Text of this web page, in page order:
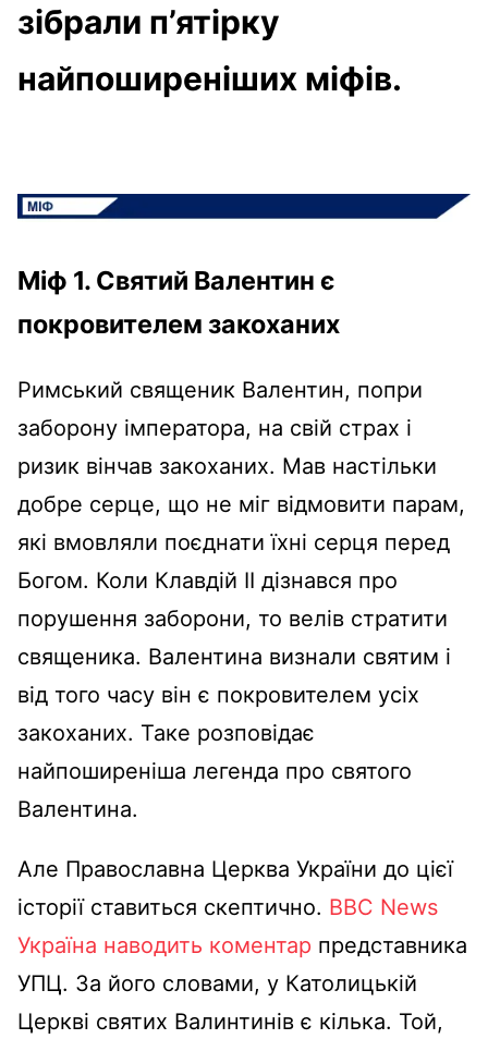
зібрали п’ятірку
найпоширеніших міфів.
Міф 1. Святий Валентин є
покровителем закоханих
Римський священик Валентин, попри
заборону імператора, на свій страх і
ризик вінчав закоханих. Мав настільки
добре серце, що не міг відмовити парам,
які вмовляли поєднати їхні серця перед
Богом. Коли Клавдій II дізнався про
порушення заборони, то велів стратити
священика. Валентина визнали святим і
від того часу він є покровителем усіх
закоханих. Таке розповідає
найпоширеніша легенда про святого
Валентина.
Але Православна Церква України до цієї
історії ставиться скептично. BBC News
Україна наводить коментар представника
УПЦ. За його словами, у Католицькій
Церкві святих Валинтинів є кілька. Той,